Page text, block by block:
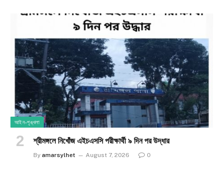
আইন-শৃঙ্খলা
শ্রীমঙ্গলে নিখোঁজ এইচএসসি পরীক্ষার্থী ৯ দিন পর উদ্ধার
By amarsylhet August 7, 2026 0